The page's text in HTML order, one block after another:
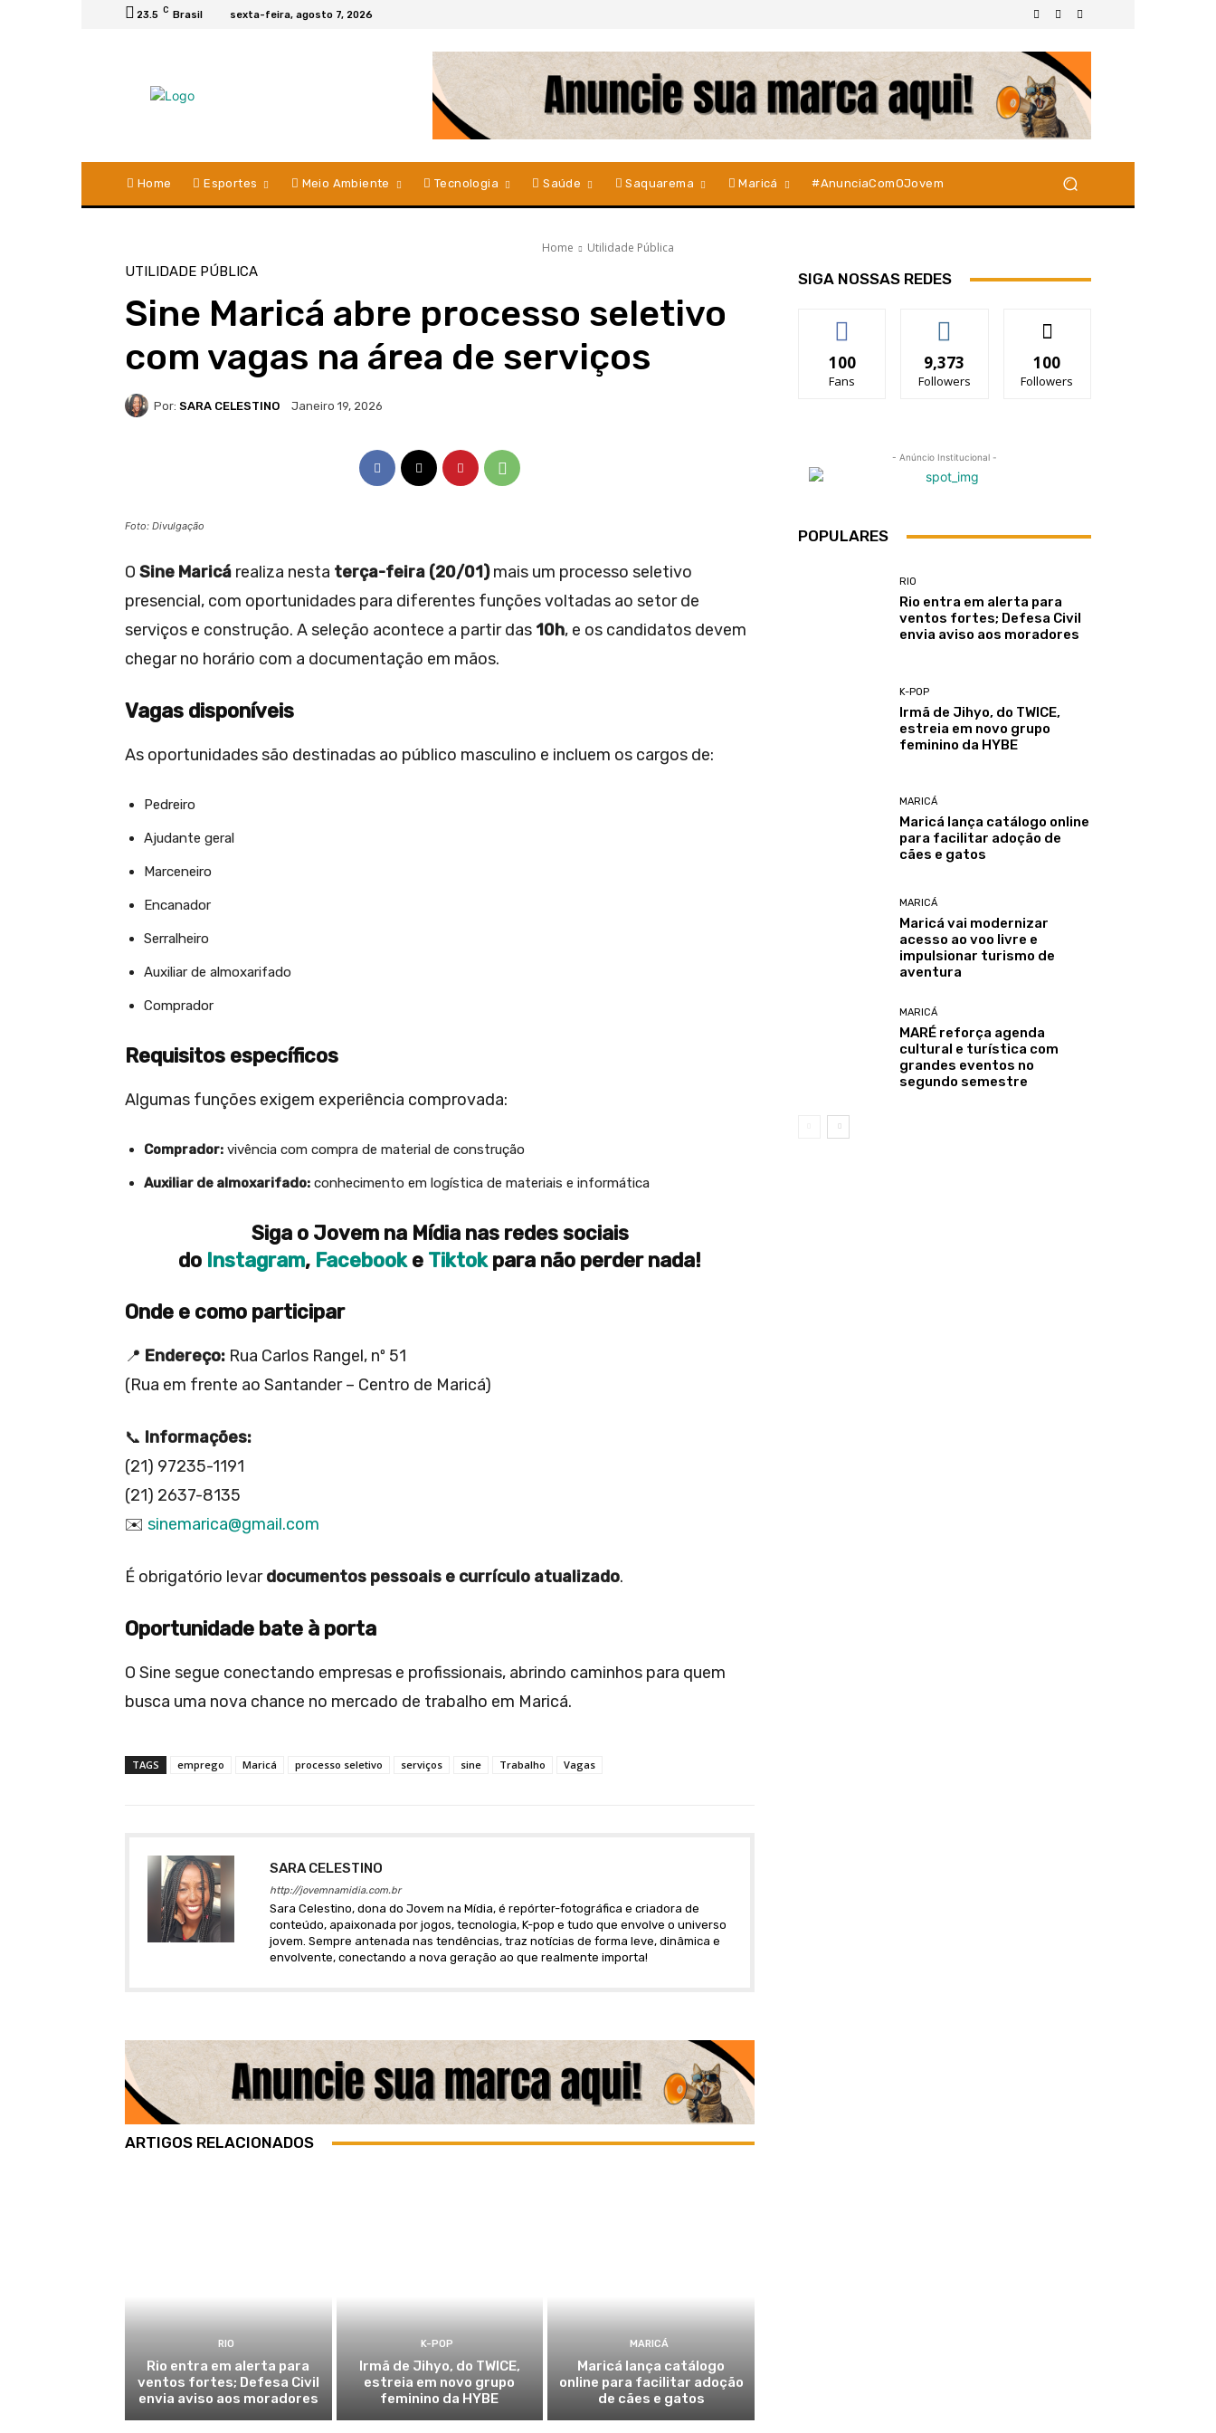
23.5 C Brasil sexta-feira, agosto 7, 2026
Home Esportes Meio Ambiente Tecnologia Saúde Saquarema Maricá #AnunciaComOJovem
Home Utilidade Pública
UTILIDADE PÚBLICA
Sine Maricá abre processo seletivo
com vagas na área de serviços
Por: SARA CELESTINO Janeiro 19, 2026
Foto: Divulgação
O Sine Maricá realiza nesta terça-feira (20/01)mais um processo seletivo
presencial, com oportunidades para diferentes funções voltadas ao setor de
serviços e construção. A seleção acontece a partir das 10h, e os candidatos devem
chegar no horário com a documentação em mãos.
Vagas disponíveis
As oportunidades são destinadas ao público masculino e incluem os cargos de:
Pedreiro
Ajudante geral
Marceneiro
Encanador
Serralheiro
Auxiliar de almoxarifado
Comprador
Requisitos específicos
Algumas funções exigem experiência comprovada:
Comprador: vivência com compra de material de construção
Auxiliar de almoxarifado: conhecimento em logística de materiais e informática
Siga o Jovem na Mídia nas redes sociais
do Instagram, Facebooke Tiktokpara não perder nada!
Onde e como participar
📍 Endereço: Rua Carlos Rangel, nº 51
(Rua em frente ao Santander – Centro de Maricá)
📞 Informações:
(21) 97235-1191
(21) 2637-8135
✉️ sinemarica@gmail.com
É obrigatório levardocumentos pessoais e currículo atualizado.
Oportunidade bate à porta
O Sine segue conectando empresas e profissionais, abrindo caminhos para quem
busca uma nova chance no mercado de trabalho em Maricá.
TAGS emprego Maricá processo seletivo serviços sine Trabalho Vagas
SARA CELESTINO
http://jovemnamidia.com.br
Sara Celestino, dona do Jovem na Mídia, é repórter-fotográfica e criadora de
conteúdo, apaixonada por jogos, tecnologia, K-pop e tudo que envolve o universo
jovem. Sempre antenada nas tendências, traz notícias de forma leve, dinâmica e
envolvente, conectando a nova geração ao que realmente importa!
ARTIGOS RELACIONADOS
RIO
Rio entra em alerta para
ventos fortes; Defesa Civil
envia aviso aos moradores
K-POP
Irmã de Jihyo, do TWICE,
estreia em novo grupo
feminino da HYBE
MARICÁ
Maricá lança catálogo
online para facilitar adoção
de cães e gatos
SIGA NOSSAS REDES
100
Fans
9,373
Followers
100
Followers
- Anúncio Institucional -
POPULARES
RIO
Rio entra em alerta para
ventos fortes; Defesa Civil
envia aviso aos moradores
K-POP
Irmã de Jihyo, do TWICE,
estreia em novo grupo
feminino da HYBE
MARICÁ
Maricá lança catálogo online
para facilitar adoção de
cães e gatos
MARICÁ
Maricá vai modernizar
acesso ao voo livre e
impulsionar turismo de
aventura
MARICÁ
MARÉ reforça agenda
cultural e turística com
grandes eventos no
segundo semestre